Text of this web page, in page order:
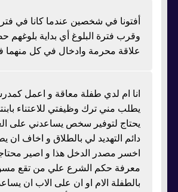
أفتونا في شخصين عندما كانا في
وقرب فترة البلوغ أي بداية بلوغهم
علاقة محرمة وادخال في كل منهما
انا ام لدي طفلة معاقة و اعمل
يطلب مني ترك وظيفتي للاعتناء
يحتاج لتوفير سخص يساعدني على
دائم التهديد لي بالطلاق و اخاف ان
اخسر مصدر الدخل هذا و اصير
معرفة حكم الشرع علي من تقع
بالطفلة الام او ان على الاب ان